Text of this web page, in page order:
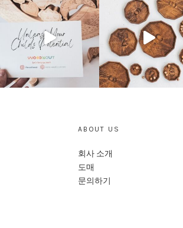
ABOUT US
회사 소개
도매
문의하기